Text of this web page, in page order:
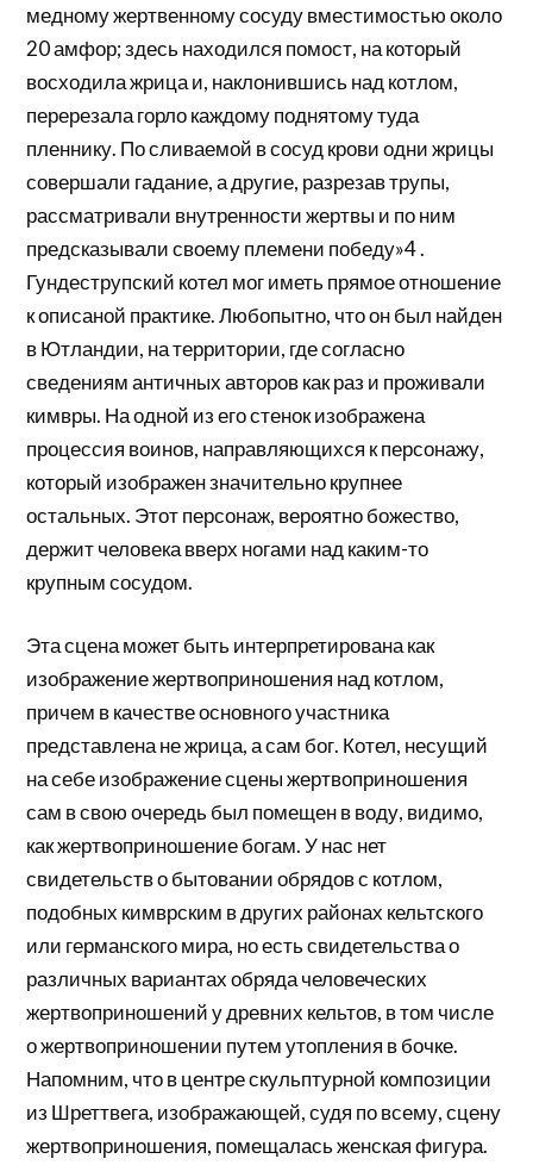
медному жертвенному сосуду вместимостью около
20 амфор; здесь находился помост, на который
восходила жрица и, наклонившись над котлом,
перерезала горло каждому поднятому туда
пленнику. По сливаемой в сосуд крови одни жрицы
совершали гадание, а другие, разрезав трупы,
рассматривали внутренности жертвы и по ним
предсказывали своему племени победу»4 .
Гундеструпский котел мог иметь прямое отношение
к описаной практике. Любопытно, что он был найден
в Ютландии, на территории, где согласно
сведениям античных авторов как раз и проживали
кимвры. На одной из его стенок изображена
процессия воинов, направляющихся к персонажу,
который изображен значительно крупнее
остальных. Этот персонаж, вероятно божество,
держит человека вверх ногами над каким-то
крупным сосудом.
Эта сцена может быть интерпретирована как
изображение жертвоприношения над котлом,
причем в качестве основного участника
представлена не жрица, а сам бог. Котел, несущий
на себе изображение сцены жертвоприношения
сам в свою очередь был помещен в воду, видимо,
как жертвоприношение богам. У нас нет
свидетельств о бытовании обрядов с котлом,
подобных кимврским в других районах кельтского
или германского мира, но есть свидетельства о
различных вариантах обряда человеческих
жертвоприношений у древних кельтов, в том числе
о жертвоприношении путем утопления в бочке.
Напомним, что в центре скульптурной композиции
из Шреттвега, изображающей, судя по всему, сцену
жертвоприношения, помещалась женская фигура.